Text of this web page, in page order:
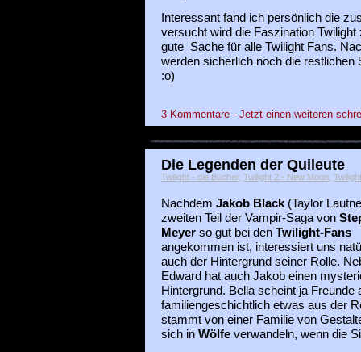
Interessant fand ich persönlich die
versucht wird die Faszination
gute Sache für alle Twilight Fans.
werden sicherlich noch die restlichen
:o)
3 Kommentare - Jetzt einen weiteren
Die Legenden der Quileute
Twilight - die Bücher, Twilight 2 - New Moon,
Nachdem Jakob Black(Taylor
zweiten Teil der Vampir-Saga von
Meyerso gut bei den Twilight-Fans
angekommen ist, interessiert uns
auch der Hintergrund seiner Rolle.
Edward hat auch Jakob einen
Hintergrund. Bella scheint ja Freunde
familiengeschichtlich etwas aus der
stammt von einer Familie von
sich in Wölfe verwandeln, wenn die